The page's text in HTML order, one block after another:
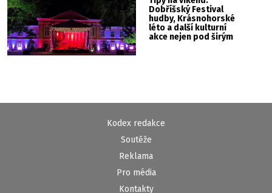
Dobříšský Festival
hudby, Krásnohorské
léto a další kulturní
akce nejen pod širým
Kodex redakce
Soutěže
Reklama
Pro média
Kontakty